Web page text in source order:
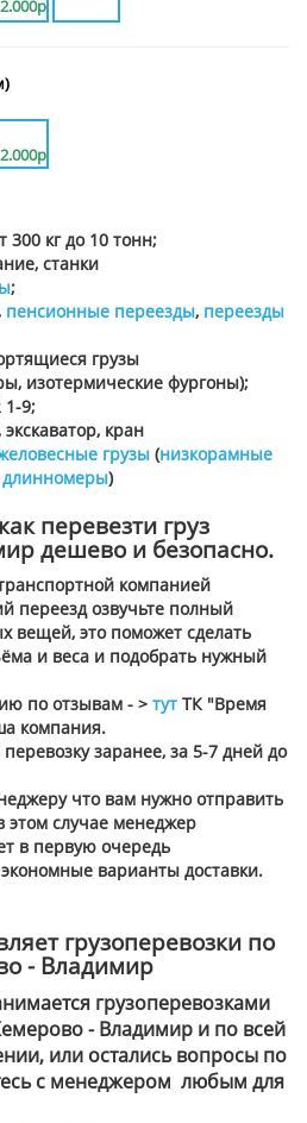
кг до 10 тонн;
станки
;
пенсионные переезды, переезды
грузы
изотермические фургоны);
1-9;
кран
грузы (низкорамные
длинномеры)
перевезти груз
дешево и безопасно.
компанией
переезд озвучьте полный
вещей, это поможет сделать
и веса и подобрать нужный
по отзывам - > тут ТК "Время
компания.
заранее, за 5-7 дней до
что вам нужно отправить
этом случае менеджер
в первую очередь
варианты доставки.
грузоперевозки по
- Владимир
грузоперевозками
- Владимир и по всей
или остались вопросы по
с менеджером любым для